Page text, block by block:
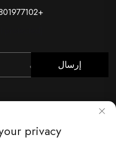
+86-13801977102
إرسال
privacy